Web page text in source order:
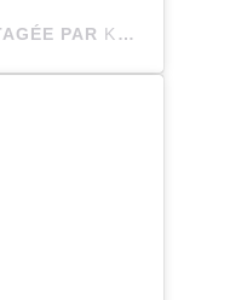
PAR KATIE DULUDE